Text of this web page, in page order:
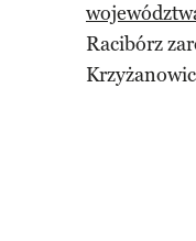
Racibórz